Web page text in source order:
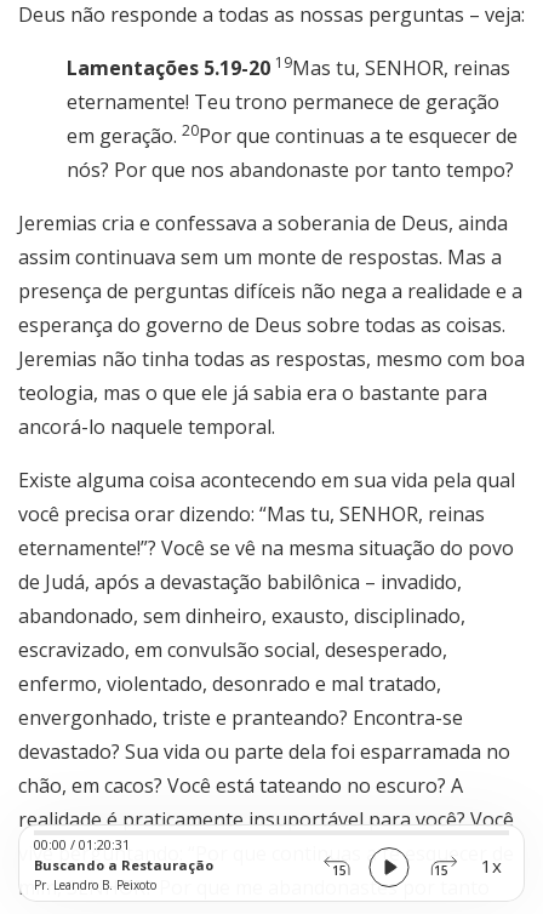
Deus não responde a todas as nossas perguntas – veja:
Lamentações 5.19-20 19Mas tu, SENHOR, reinas
eternamente! Teu trono permanece de geração
em geração. 20Por que continuas a te esquecer de
nós? Por que nos abandonaste por tanto tempo?
Jeremias cria e confessava a soberania de Deus, ainda
assim continuava sem um monte de respostas. Mas a
presença de perguntas difíceis não nega a realidade e a
esperança do governo de Deus sobre todas as coisas.
Jeremias não tinha todas as respostas, mesmo com boa
teologia, mas o que ele já sabia era o bastante para
ancorá-lo naquele temporal.
Existe alguma coisa acontecendo em sua vida pela qual
você precisa orar dizendo: “Mas tu, SENHOR, reinas
eternamente!”? Você se vê na mesma situação do povo
de Judá, após a devastação babilônica – invadido,
abandonado, sem dinheiro, exausto, disciplinado,
escravizado, em convulsão social, desesperado,
enfermo, violentado, desonrado e mal tratado,
envergonhado, triste e pranteando? Encontra-se
devastado? Sua vida ou parte dela foi esparramada no
chão, em cacos? Você está tateando no escuro? A
realidade é praticamente insuportável para você? Você
vive perguntando: “Por que continuas a te esquecer de
mim, SENHOR? Por que me abandonastes por tanto
Buscando a Restauração
Pr. Leandro B. Peixoto
Audio
Player
15 15
00:00 / 01:20:31
1x